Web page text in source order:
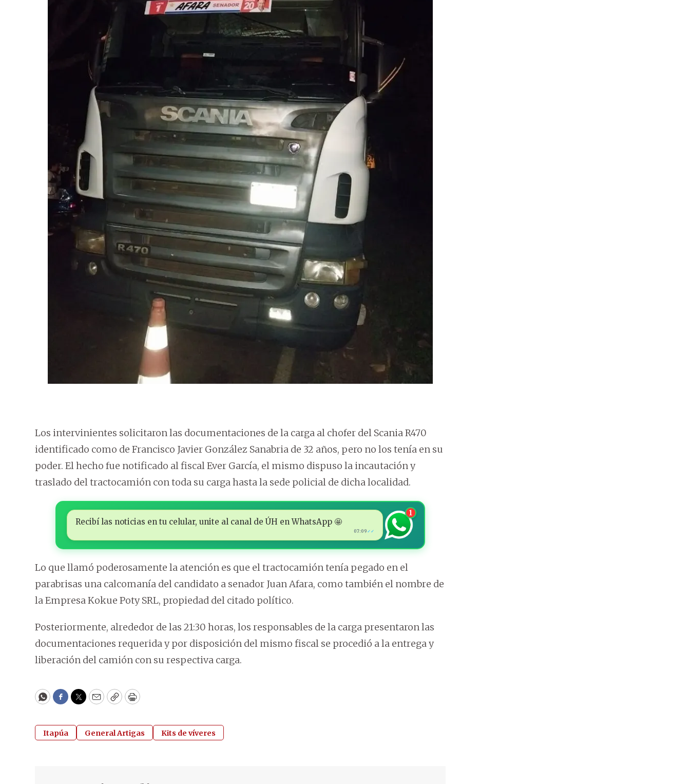
Los intervinientes solicitaron las documentaciones de la carga al chofer del Scania R470
identificado como de Francisco Javier González Sanabria de 32 años, pero no los tenía en su
poder. El hecho fue notificado al fiscal Ever García, el mismo dispuso la incautación y
traslado del tractocamión con toda su carga hasta la sede policial de dicha localidad.
Recibí las noticias en tu celular, unite al canal de ÚH en WhatsApp 🤩
07:09 ✓✓
1
Lo que llamó poderosamente la atención es que el tractocamión tenía pegado en el
parabrisas una calcomanía del candidato a senador Juan Afara, como también el nombre de
la Empresa Kokue Poty SRL, propiedad del citado político.
Posteriormente, alrededor de las 21:30 horas, los responsables de la carga presentaron las
documentaciones requerida y por disposición del mismo fiscal se procedió a la entrega y
liberación del camión con su respectiva carga.
WhatsApp
Facebook
Twitter
EmailCopyPrint
Itapúa General Artigas Kits de víveres